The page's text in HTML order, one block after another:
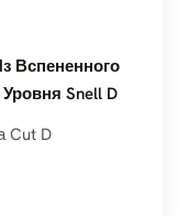
Вспененного
Snell D
Cut D